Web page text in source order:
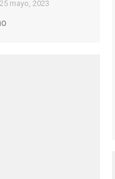
25 mayo, 2023